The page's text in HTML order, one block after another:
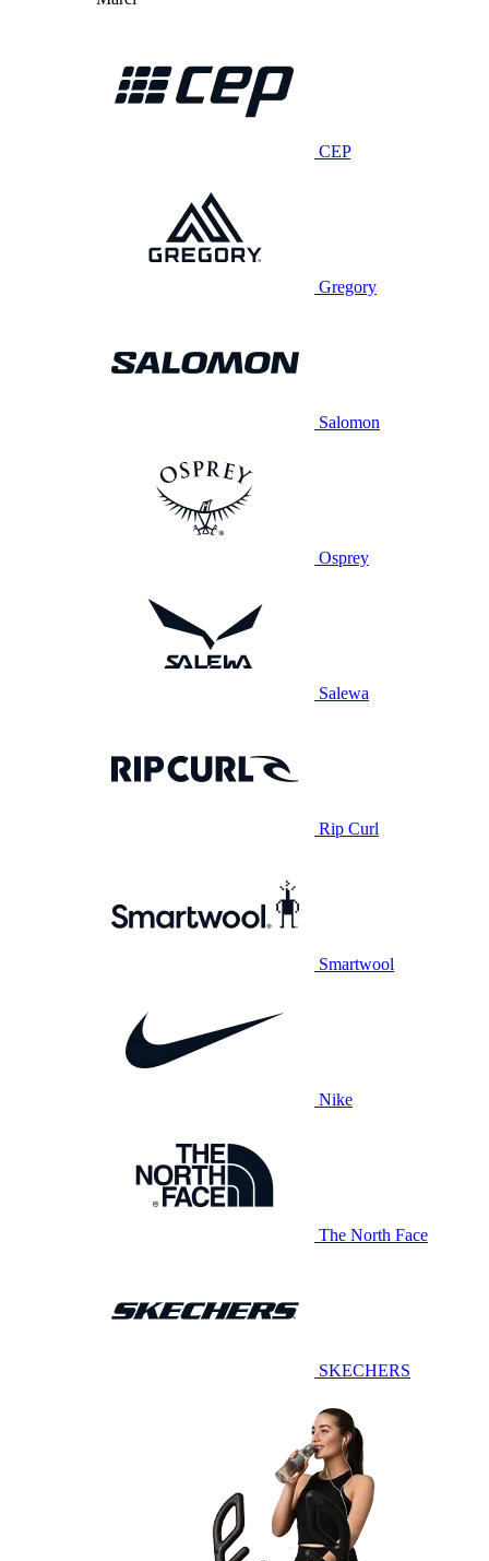
CEP
Gregory
Salomon
Osprey
Salewa
Rip Curl
Smartwool
Nike
The North Face
SKECHERS